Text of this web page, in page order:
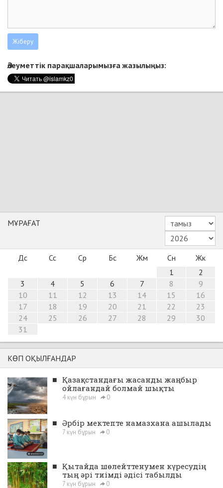
Әлеуметтік парақшаларымызға жазылыңыз:
МҰРАҒАТ
Дс Сс Ср Бс Жм Сн
Жк
1
2
3
4 5 6 7 8
9
10
11 12 13 14 15
16
17
18 19 20 21 22
23
24
25 26 27 28 29
30
31
КӨП ОҚЫЛҒАНДАР
■ Қазақстандағы жасанды жаңбыр
ойлағандай болмай шықты
4 күн бұрын 0
■ Әрбір мектепте намазхана ашылады
7 күн бұрын 0
■ Қытайда шөлейттенумен күресудің
тың әрі тиімді әдісі табылды
7 күн бұрын 0